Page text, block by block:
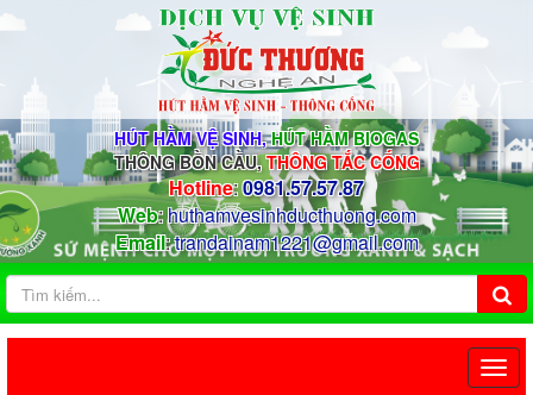
HÚT HẦM VỆ SINH,HÚT HẦM BIOGAS
THÔNG BỒN CẦU, THÔNG TẮC CỐNG
Hotline:0981.57.57.87
Web:huthamvesinhducthuong.com
Email:trandainam1221@gmail.com